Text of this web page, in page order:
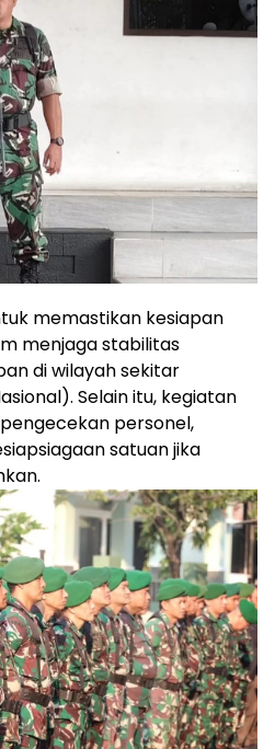
memastikan kesiapan
menjaga stabilitas
di wilayah sekitar
Selain itu, kegiatan
personel,
satuan jika